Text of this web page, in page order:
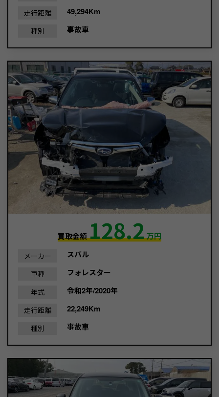
走行距離 49,294Km
種別 事故車
買取金額128.2万円
メーカー スバル
車種 フォレスター
年式 令和2年/2020年
走行距離 22,249Km
種別 事故車